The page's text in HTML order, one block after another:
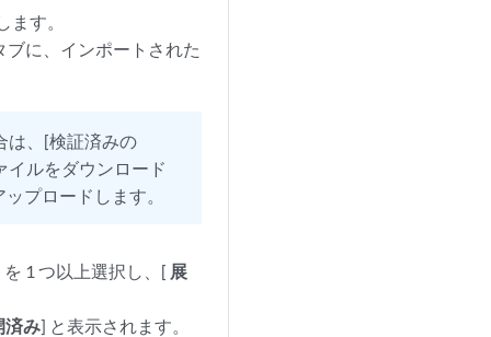
す。
ブに、インポートされた
は、[検証済みの
イルをダウンロード
プロードします。
1 つ以上選択し、[ 展
済み] と表示されます。